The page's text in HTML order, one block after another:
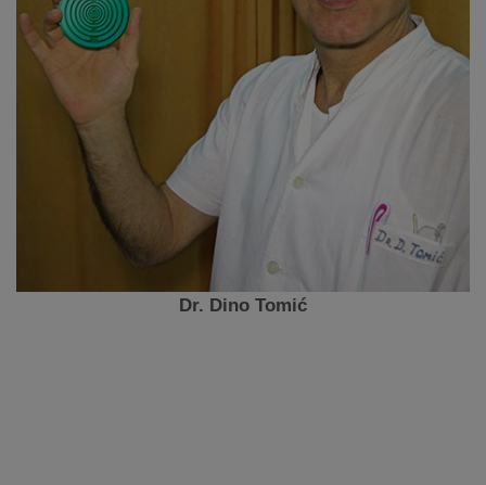
Dr. Dino Tomić